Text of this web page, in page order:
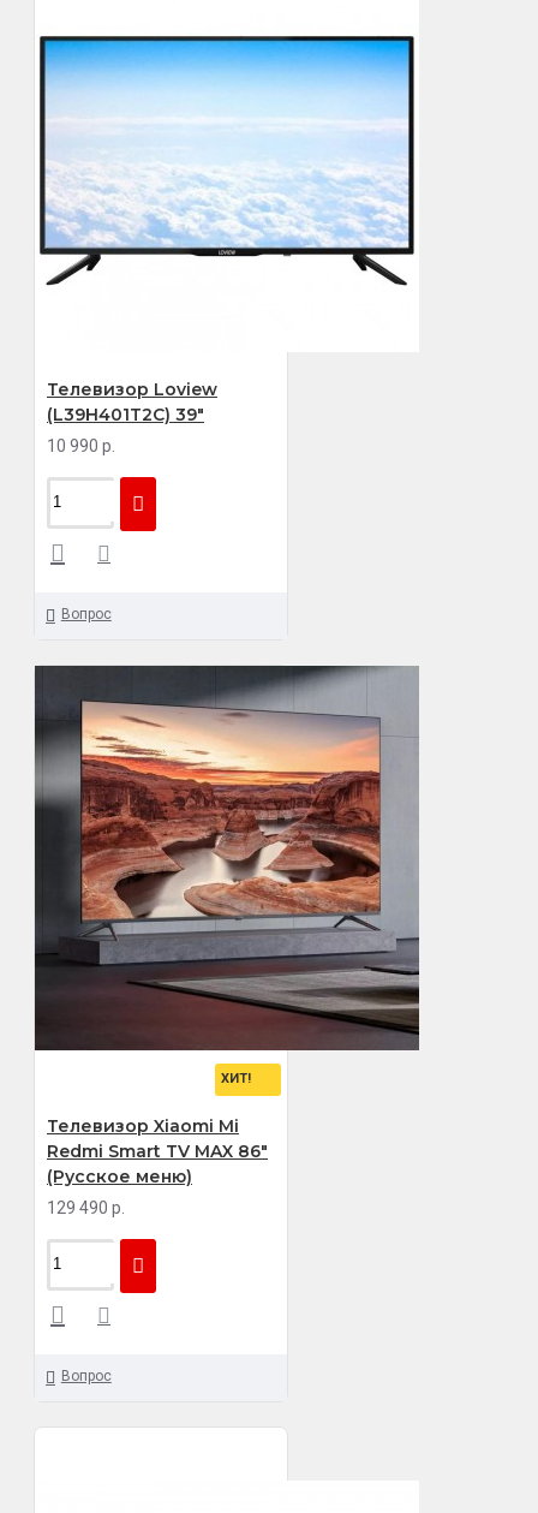
Телевизор Loview
(L39H401T2C) 39"
10 990 р.
Вопрос
ХИТ!
Телевизор Xiaomi Mi
Redmi Smart TV MAX 86"
(Русское меню)
129 490 р.
Вопрос